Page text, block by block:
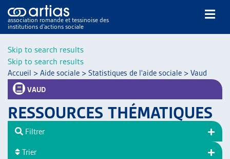
Skip to search results
Skip to search results
association romande et tessinoise des
institutions d’actions sociale
NOS PUBLICATIONS
DOSSIERS DU MOIS
Accueil > Aide sociale > Statistiques de l'aide sociale > Vaud
VAUD
RESSOURCES THÉMATIQUES
Filtrer
Trier